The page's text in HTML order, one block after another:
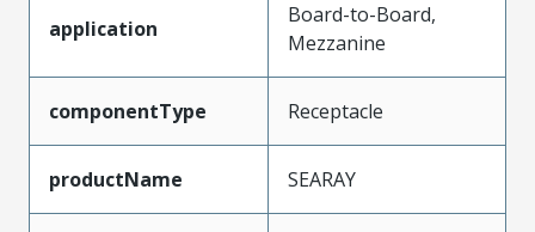
application
Board-to-Board,
Mezzanine
componentType Receptacle
productName SEARAY